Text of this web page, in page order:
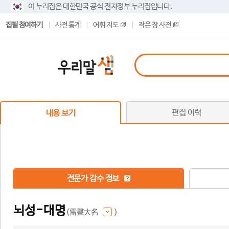
이 누리집은 대한민국 공식 전자정부 누리집입니다.
집필 참여하기 사전 통계 어휘 지도 작은 창 사전
내용 보기 편집 이력
전문가 감수 정보
뇌성-대명 (雷聲大名 )